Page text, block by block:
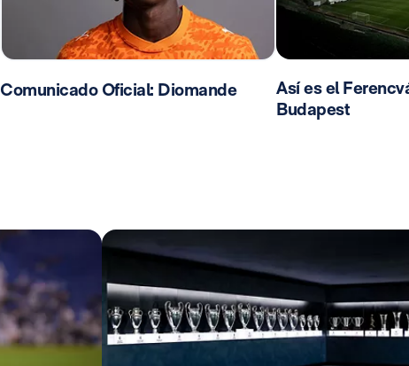
Comunicado Oficial: Diomande
Así es el
Budapest